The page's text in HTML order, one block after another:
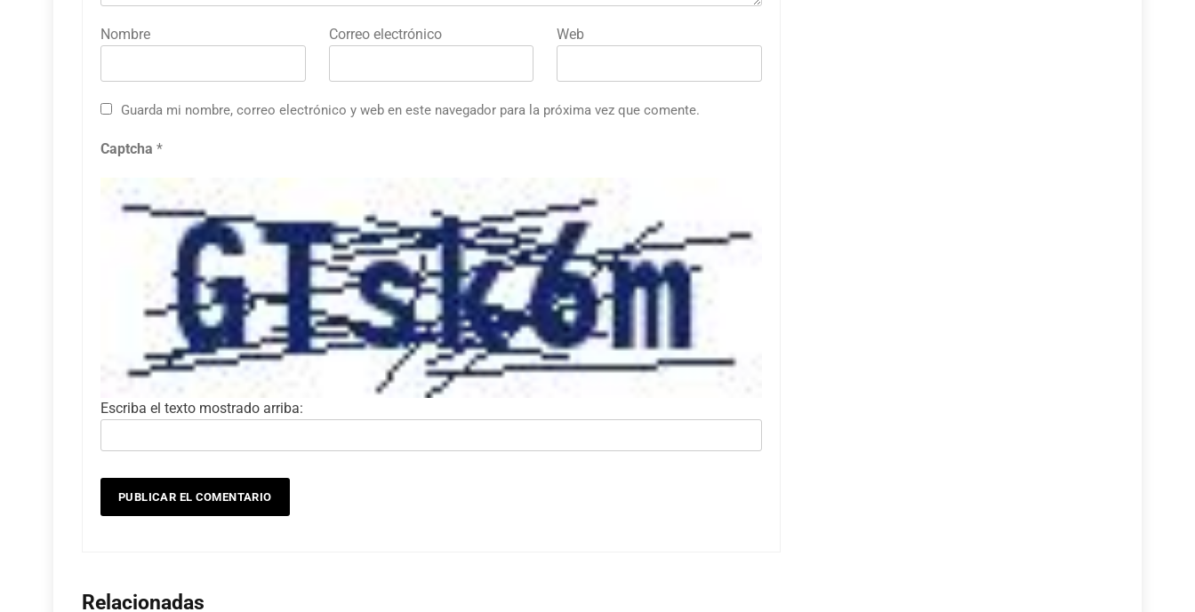
Nombre Correo electrónico Web
Guarda mi nombre, correo electrónico y web en este navegador para la próxima vez que comente.
Captcha *
Escriba el texto mostrado arriba:
Relacionadas